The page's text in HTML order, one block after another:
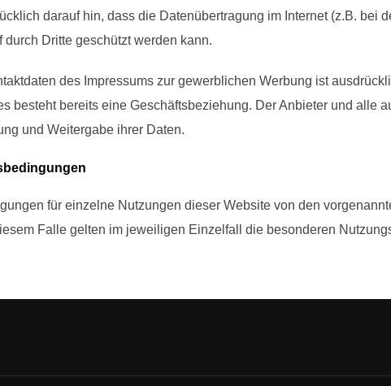
darauf hin, dass die Datenübertragung im Internet (z.B.
durch Dritte geschützt werden kann.
des Impressums zur gewerblichen Werbung ist
besteht bereits eine Geschäftsbeziehung. Der Anbieter und alle
und Weitergabe ihrer Daten.
für einzelne Nutzungen dieser Website von den
Falle gelten im jeweiligen Einzelfall die besonderen